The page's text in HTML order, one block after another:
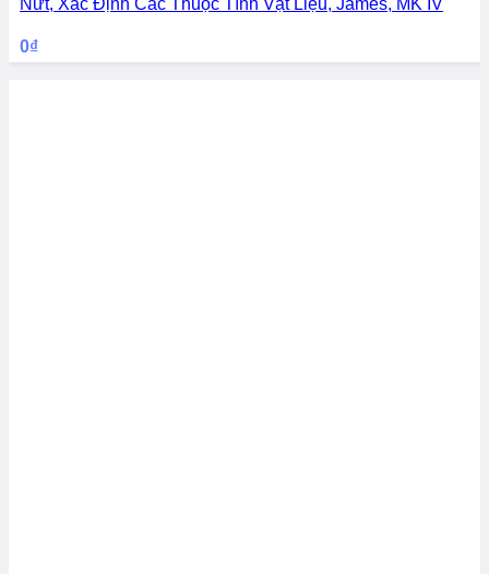
Nứt, Xác Định Các Thuộc Tính Vật Liệu, James, MK IV
0₫